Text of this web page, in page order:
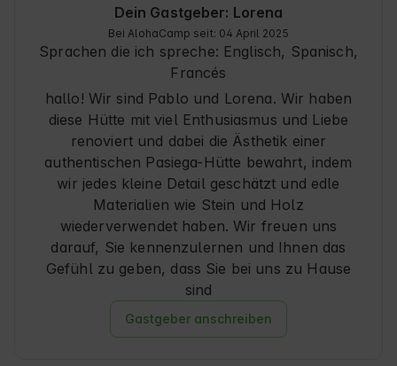
Dein Gastgeber: Lorena
Bei AlohaCamp seit: 04 April 2025
Sprachen die ich spreche: Englisch, Spanisch,
Francés
hallo! Wir sind Pablo und Lorena. Wir haben
diese Hütte mit viel Enthusiasmus und Liebe
renoviert und dabei die Ästhetik einer
authentischen Pasiega-Hütte bewahrt, indem
wir jedes kleine Detail geschätzt und edle
Materialien wie Stein und Holz
wiederverwendet haben. Wir freuen uns
darauf, Sie kennenzulernen und Ihnen das
Gefühl zu geben, dass Sie bei uns zu Hause
sind
Gastgeber anschreiben